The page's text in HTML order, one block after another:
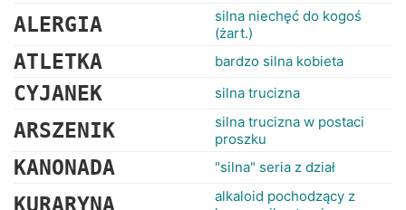
ALERGIA
silna niechęć do kogoś
(żart.)
ATLETKA bardzo silna kobieta
CYJANEK silna trucizna
ARSZENIK
silna trucizna w postaci
proszku
KANONADA "silna" seria z dział
KURARYNA
alkaloid pochodzący z